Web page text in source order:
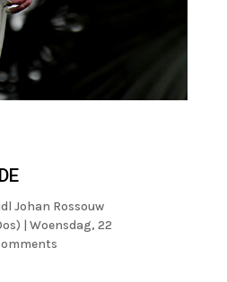
Johan Rossouw
| Woensdag, 22